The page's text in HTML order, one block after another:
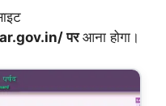
परआना होगा।